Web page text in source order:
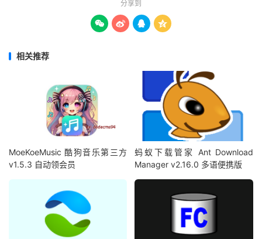
分享到
   
相关推荐
MoeKoeMusic 酷狗音乐第三方
v1.5.3 自动领会员
蚂蚁下载管家 Ant Download
Manager v2.16.0 多语便携版